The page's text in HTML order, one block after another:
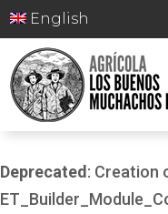
English
Deprecated : Creation